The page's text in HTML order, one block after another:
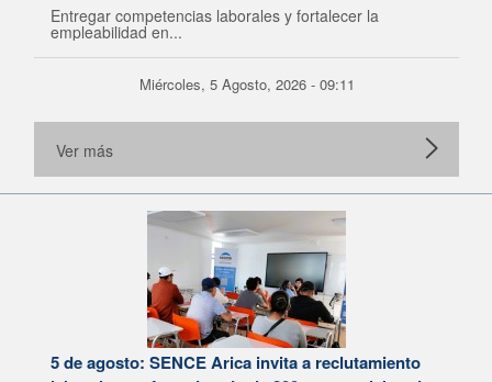
Entregar competencias laborales y fortalecer la
empleabilidad en...
Miércoles, 5 Agosto, 2026 - 09:11
Ver más
5 de agosto: SENCE Arica invita a reclutamiento